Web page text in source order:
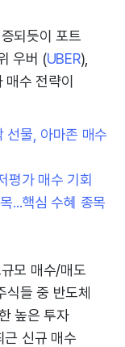
되듯이 포트
우버 (UBER),
수 전략이
선물, 아마존 매수
평가 매수 기회
...핵심 수혜 종목
모 매수/매도
들 중 반도체
높은 투자
근 신규 매수